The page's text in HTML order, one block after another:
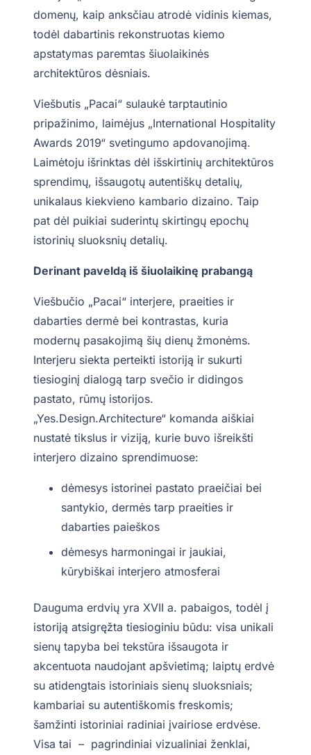
domenų, kaip anksčiau atrodė vidinis kiemas,
todėl dabartinis rekonstruotas kiemo
apstatymas paremtas šiuolaikinės
architektūros dėsniais.
Viešbutis „Pacai“ sulaukė tarptautinio
pripažinimo, laimėjus „International Hospitality
Awards 2019“ svetingumo apdovanojimą.
Laimėtoju išrinktas dėl išskirtinių architektūros
sprendimų, išsaugotų autentiškų detalių,
unikalaus kiekvieno kambario dizaino. Taip
pat dėl puikiai suderintų skirtingų epochų
istorinių sluoksnių detalių.
Derinant paveldą iš šiuolaikinę prabangą
Viešbučio „Pacai“ interjere, praeities ir
dabarties dermė bei kontrastas, kuria
modernų pasakojimą šių dienų žmonėms.
Interjeru siekta perteikti istoriją ir sukurti
tiesioginį dialogą tarp svečio ir didingos
pastato, rūmų istorijos.
„Yes.Design.Architecture“ komanda aiškiai
nustatė tikslus ir viziją, kurie buvo išreikšti
interjero dizaino sprendimuose:
dėmesys istorinei pastato praeičiai bei
santykio, dermės tarp praeities ir
dabarties paieškos
dėmesys harmoningai ir jaukiai,
kūrybiškai interjero atmosferai
Dauguma erdvių yra XVII a. pabaigos, todėl į
istoriją atsigręžta tiesioginiu būdu: visa unikali
sienų tapyba bei tekstūra išsaugota ir
akcentuota naudojant apšvietimą; laiptų erdvė
su atidengtais istoriniais sienų sluoksniais;
kambariai su autentiškomis freskomis;
šamžinti istoriniai radiniai įvairiose erdvėse.
Visa tai – pagrindiniai vizualiniai ženklai,